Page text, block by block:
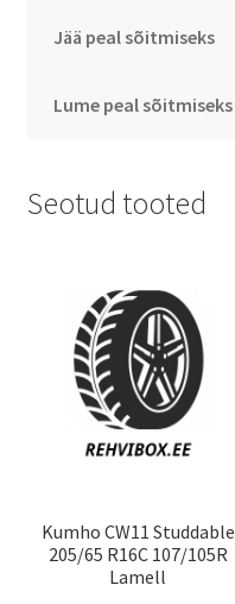
Jää peal sõitmiseks
Lume peal sõitmiseks
Seotud tooted
Kumho CW11 Studdable
205/65 R16C 107/105R
Lamell